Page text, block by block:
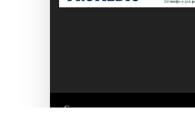
Сите написи се користат само за